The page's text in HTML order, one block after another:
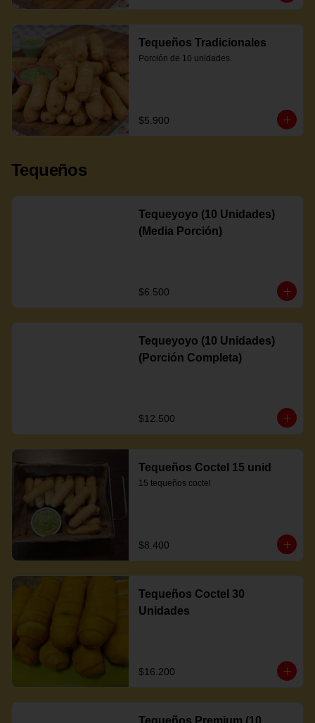
Tequeños Tradicionales
Porción de 10 unidades.
$5.900
Tequeños
Tequeyoyo (10 Unidades)
(Media Porción)
$6.500
Tequeyoyo (10 Unidades)
(Porción Completa)
$12.500
Tequeños Coctel 15 unid
15 tequeños coctel
$8.400
Tequeños Coctel 30
Unidades
$16.200
Tequeños Premium (10